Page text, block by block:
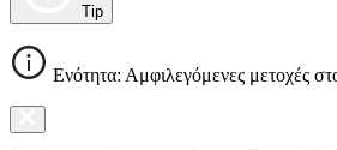
Tip
Ενότητα: Αμφιλεγόμενες μετοχές